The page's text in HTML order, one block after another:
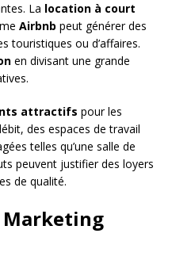
La location à court
Airbnb peut générer des
touristiques ou d’affaires.
en divisant une grande
attractifs pour les
des espaces de travail
telles qu’une salle de
peuvent justifier des loyers
de qualité.
Marketing